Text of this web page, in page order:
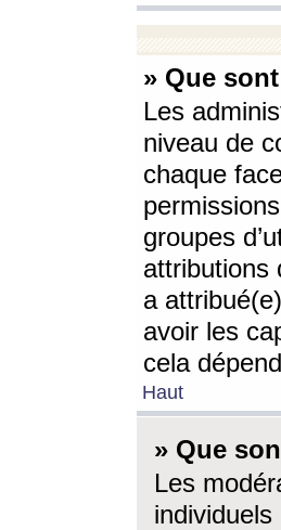
» Que
Les
niveau de
chaque
groupes
attributions
a
avoir les
cela
Haut
» Que
Les
individuels